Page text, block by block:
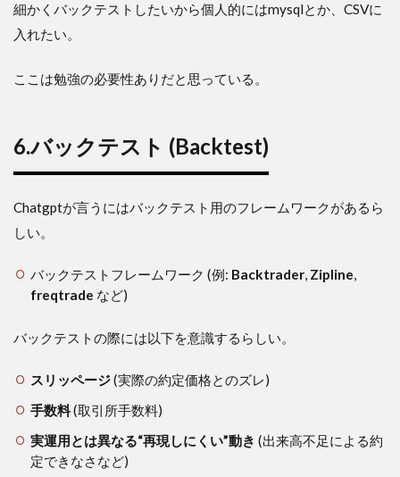
細かくバックテストしたいから個人的にはmysqlとか、CSVに
入れたい。
ここは勉強の必要性ありだと思っている。
6.バックテスト (Backtest)
Chatgptが言うにはバックテスト用のフレームワークがあるら
しい。
バックテストフレームワーク (例: Backtrader, Zipline,
freqtrade など)
バックテストの際には以下を意識するらしい。
スリッページ(実際の約定価格とのズレ)
手数料(取引所手数料)
実運用とは異なる“再現しにくい”動き (出来高不足による約
定できなさなど)